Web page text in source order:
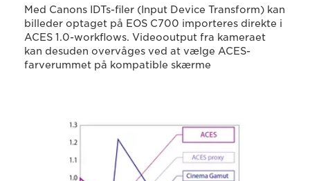
Med Canons IDTs-filer (Input Device Transform) kan
billeder optaget på EOS C700 importeres direkte i
ACES 1.0-workflows. Videooutput fra kameraet
kan desuden overvåges ved at vælge ACES-
farverummet på kompatible skærme